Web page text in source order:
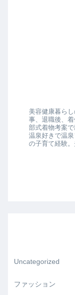
美容健康暮ら
事、退職後、
部式着物考案
温泉好きで温
の子育て経験
Uncategorized
ファッション